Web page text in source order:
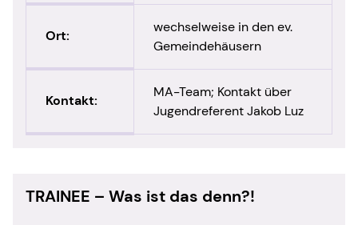
Ort:
wechselweise in den ev.
Gemeindehäusern
Kontakt:
MA-Team; Kontakt über
Jugendreferent Jakob Luz
TRAINEE – Was ist das denn?!